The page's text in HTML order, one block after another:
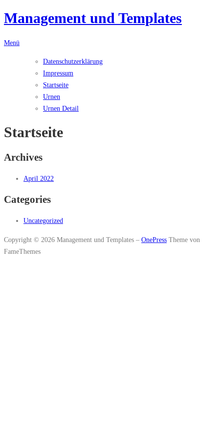
Zum
Inhalt
springen
Management und Templates
Menü
Datenschutzerklärung
Impressum
Startseite
Urnen
Urnen Detail
Startseite
Archives
April 2022
Categories
Uncategorized
Copyright © 2026 Management und Templates – OnePress Theme von
FameThemes